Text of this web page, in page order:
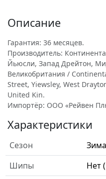
Описание
Гарантия: 36 месяцев.
Производитель:
Йьюсли, Запад Дрейтон,
Великобритания /
Street, Yiewsley, West
United Kin.
Импортёр: ООО «Рейвен
Характеристики
Сезон
Зима
Шипы
Нет